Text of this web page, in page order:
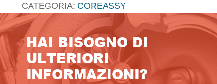
CATEGORIA: COREASSY
HAI BISOGNO DI
ULTERIORI
INFORMAZIONI?